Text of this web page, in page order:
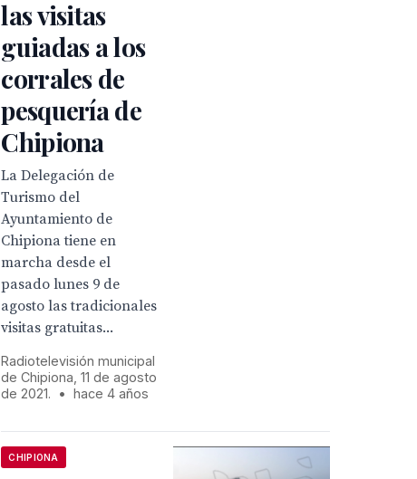
las visitas
guiadas a los
corrales de
pesquería de
Chipiona
La Delegación de
Turismo del
Ayuntamiento de
Chipiona tiene en
marcha desde el
pasado lunes 9 de
agosto las tradicionales
visitas gratuitas...
Radiotelevisión municipal
de Chipiona, 11 de agosto
de 2021.
• hace 4 años
CHIPIONA